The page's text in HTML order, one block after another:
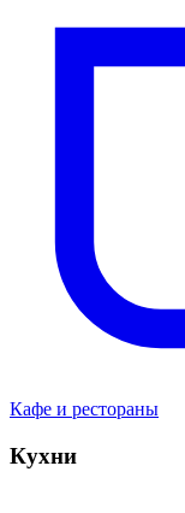
Кафе и рестораны
Кухни